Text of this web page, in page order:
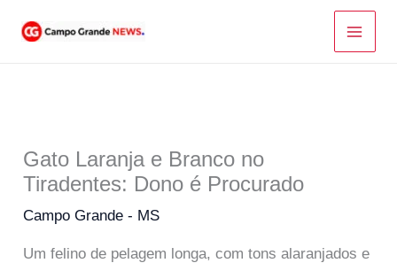
para
Gato Laranja e Branco no
Tiradentes: Dono é Procurado
Campo Grande - MS
Um felino de pelagem longa, com tons alaranjados e